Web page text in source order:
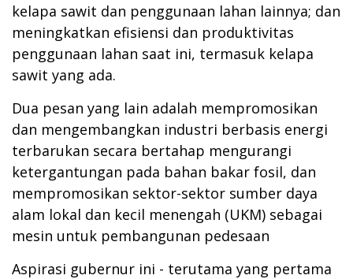
kelapa sawit dan penggunaan lahan lainnya; dan
meningkatkan efisiensi dan produktivitas
penggunaan lahan saat ini, termasuk kelapa
sawit yang ada.
Dua pesan yang lain adalah mempromosikan
dan mengembangkan industri berbasis energi
terbarukan secara bertahap mengurangi
ketergantungan pada bahan bakar fosil, dan
mempromosikan sektor-sektor sumber daya
alam lokal dan kecil menengah (UKM) sebagai
mesin untuk pembangunan pedesaan
Aspirasi gubernur ini - terutama yang pertama